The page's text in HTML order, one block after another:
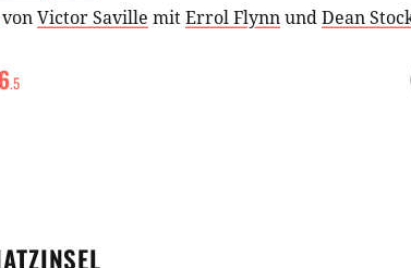
vonVictor Saville mitErrol FlynnundDean
6.5